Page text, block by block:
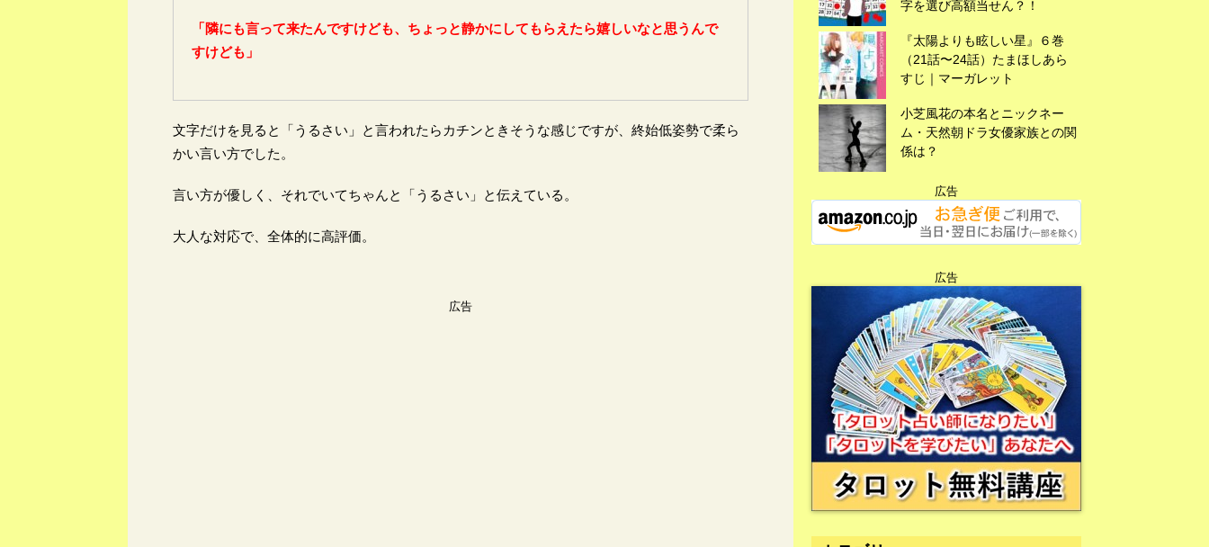
「隣にも言って来たんですけども、ちょっと静かにしてもらえたら嬉しいなと思うんで
すけども」
文字だけを見ると「うるさい」と言われたらカチンときそうな感じですが、終始低姿勢で柔ら
かい言い方でした。
言い方が優しく、それでいてちゃんと「うるさい」と伝えている。
大人な対応で、全体的に高評価。
広告
広告
広告
字を選び高額当せん？！
『太陽よりも眩しい星』６巻
（21話〜24話）たまほしあら
すじ｜マーガレット
小芝風花の本名とニックネー
ム・天然朝ドラ女優家族との関
係は？
広告
広告